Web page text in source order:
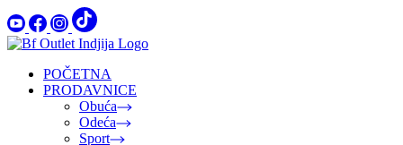
POČETNA
PRODAVNICE
Obuća
Odeća
Sport